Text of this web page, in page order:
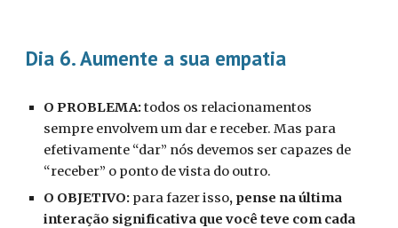
Dia 6.Aumente a sua empatia
O PROBLEMA:todos os relacionamentos
sempre envolvem um dar e receber. Mas para
efetivamente “dar” nós devemos ser capazes de
“receber” o ponto de vista do outro.
O OBJETIVO: para fazer isso, pense na última
interação significativa que você teve com cada